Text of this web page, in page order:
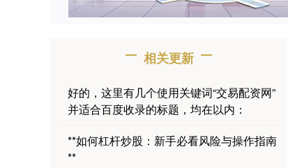
相关更新
好的，这里有几个使用关键词“交易配资网”
并适合百度收录的标题，均在以内：
**如何杠杆炒股：新手必看风险与操作指南
**